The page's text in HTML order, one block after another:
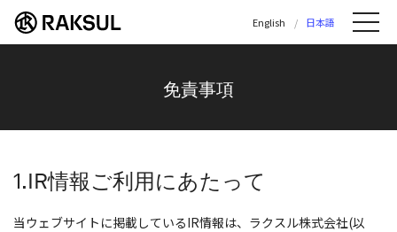
ラクスル株式会社 | ラクスル株式会社の公
English 日本語
免責事項
1.IR情報ご利用にあたって
当ウェブサイトに掲載しているIR情報は、ラクスル株式会社(以